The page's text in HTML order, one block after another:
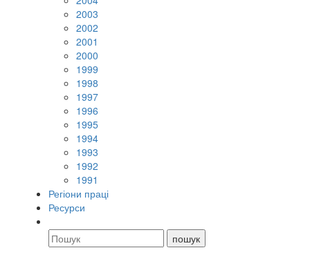
2003
2002
2001
2000
1999
1998
1997
1996
1995
1994
1993
1992
1991
Регіони праці
Ресурси